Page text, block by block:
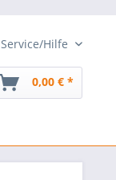
Service/Hilfe
0,00 € *